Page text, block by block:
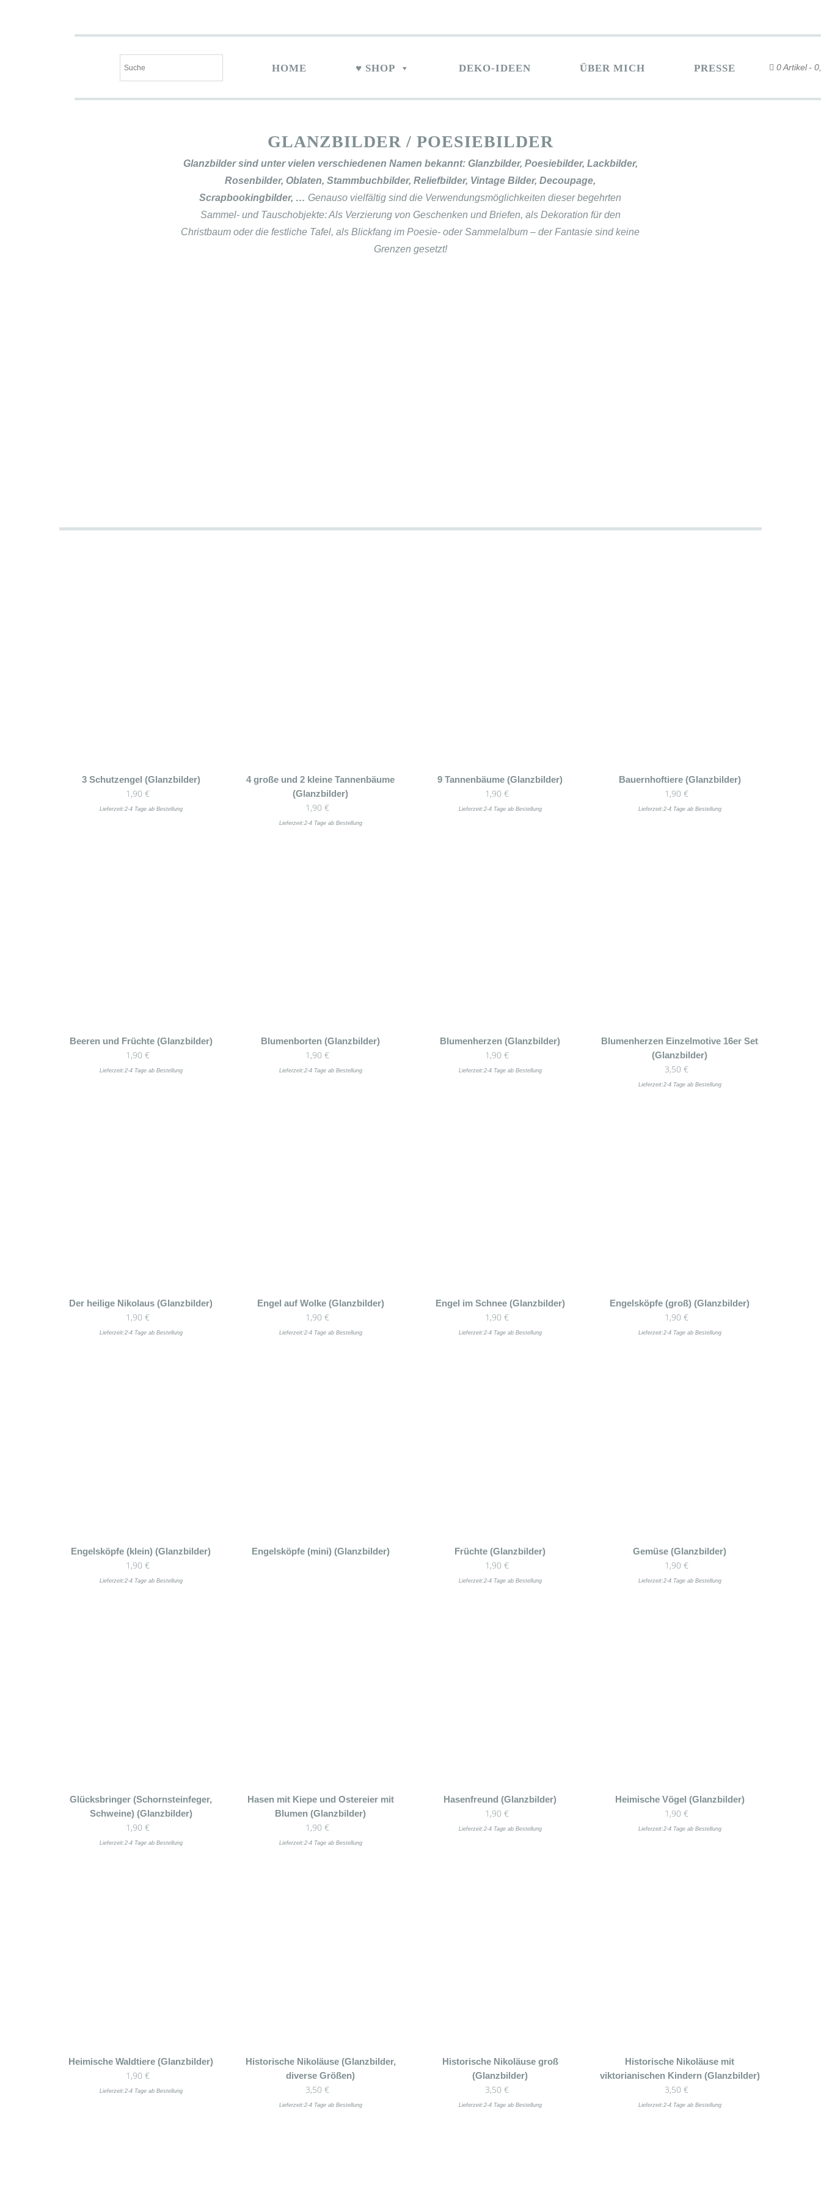
HOME ♥ SHOP DEKO-IDEEN ÜBER MICH PRESSE 0 Artikel
GLANZBILDER / POESIEBILDER
Glanzbilder sind unter vielen verschiedenen Namen bekannt: Glanzbilder, Poesiebilder, Lackbilder,
Rosenbilder, Oblaten, Stammbuchbilder, Reliefbilder, Vintage Bilder, Decoupage,
Scrapbookingbilder, … Genauso vielfältig sind die Verwendungsmöglichkeiten dieser begehrten
Sammel- und Tauschobjekte: Als Verzierung von Geschenken und Briefen, als Dekoration für den
Christbaum oder die festliche Tafel, als Blickfang im Poesie- oder Sammelalbum – der Fantasie sind keine
Grenzen gesetzt!
3 Schutzengel (Glanzbilder)
1,90€
Lieferzeit:2-4 Tage ab Bestellung
4 große und 2 kleine Tannenbäume
(Glanzbilder)
1,90€
Lieferzeit:2-4 Tage ab Bestellung
9 Tannenbäume (Glanzbilder)
1,90€
Lieferzeit:2-4 Tage ab Bestellung
Bauernhoftiere (Glanzbilder)
1,90€
Lieferzeit:2-4 Tage ab Bestellung
Beeren und Früchte (Glanzbilder)
1,90€
Lieferzeit:2-4 Tage ab Bestellung
Blumenborten (Glanzbilder)
1,90€
Lieferzeit:2-4 Tage ab Bestellung
Blumenherzen (Glanzbilder)
1,90€
Lieferzeit:2-4 Tage ab Bestellung
Blumenherzen Einzelmotive 16er Set
(Glanzbilder)
3,50€
Lieferzeit:2-4 Tage ab Bestellung
Der heilige Nikolaus (Glanzbilder)
1,90€
Lieferzeit:2-4 Tage ab Bestellung
Engel auf Wolke (Glanzbilder)
1,90€
Lieferzeit:2-4 Tage ab Bestellung
Engel im Schnee (Glanzbilder)
1,90€
Lieferzeit:2-4 Tage ab Bestellung
Engelsköpfe (groß) (Glanzbilder)
1,90€
Lieferzeit:2-4 Tage ab Bestellung
Engelsköpfe (klein) (Glanzbilder)
1,90€
Lieferzeit:2-4 Tage ab Bestellung
Engelsköpfe (mini) (Glanzbilder) Früchte (Glanzbilder)
1,90€
Lieferzeit:2-4 Tage ab Bestellung
Gemüse (Glanzbilder)
1,90€
Lieferzeit:2-4 Tage ab Bestellung
Glücksbringer (Schornsteinfeger,
Schweine) (Glanzbilder)
1,90€
Lieferzeit:2-4 Tage ab Bestellung
Hasen mit Kiepe und Ostereier mit
Blumen (Glanzbilder)
1,90€
Lieferzeit:2-4 Tage ab Bestellung
Hasenfreund (Glanzbilder)
1,90€
Lieferzeit:2-4 Tage ab Bestellung
Heimische Vögel (Glanzbilder)
1,90€
Lieferzeit:2-4 Tage ab Bestellung
Heimische Waldtiere (Glanzbilder)
1,90€
Lieferzeit:2-4 Tage ab Bestellung
Historische Nikoläuse (Glanzbilder,
diverse Größen)
3,50€
Lieferzeit:2-4 Tage ab Bestellung
Historische Nikoläuse groß
(Glanzbilder)
3,50€
Lieferzeit:2-4 Tage ab Bestellung
Historische Nikoläuse mit
viktorianischen Kindern (Glanzbilder)
3,50€
Lieferzeit:2-4 Tage ab Bestellung